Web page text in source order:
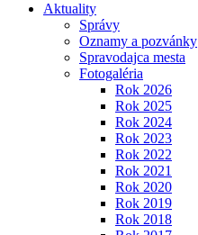
Aktuality
Správy
Oznamy a pozvánky
Spravodajca mesta
Fotogaléria
Rok 2026
Rok 2025
Rok 2024
Rok 2023
Rok 2022
Rok 2021
Rok 2020
Rok 2019
Rok 2018